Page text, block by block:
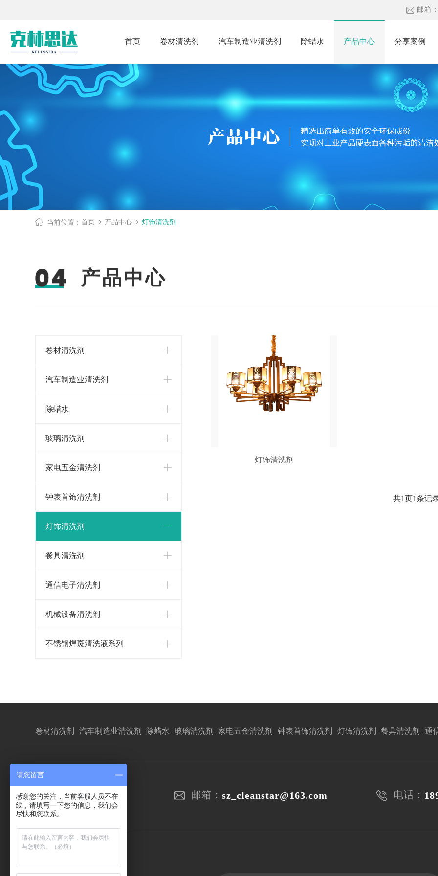
邮箱
首页 卷材清洗剂 汽车制造业清洗剂 除蜡水 产品中心 分享案例
当前位置： 首页 产品中心 灯饰清洗剂
产品中心
卷材清洗剂
汽车制造业清洗剂
除蜡水
玻璃清洗剂
家电五金清洗剂
钟表首饰清洗剂
灯饰清洗剂
餐具清洗剂
通信电子清洗剂
机械设备清洗剂
不锈钢焊斑清洗液系列
灯饰清洗剂
共1页1条记
卷材清洗剂 汽车制造业清洗剂 除蜡水 玻璃清洗剂 家电五金清洗剂 钟表首饰清洗剂 灯饰清洗剂 餐具清洗剂 通
邮箱： sz_cleanstar@163.com 电话：
请您留言
感谢您的关注，当前客服人员不在
线，请填写一下您的信息，我们会
尽快和您联系。